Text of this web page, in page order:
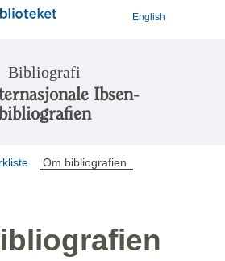
English
Bibliografi
Ibsen-
Om bibliografien